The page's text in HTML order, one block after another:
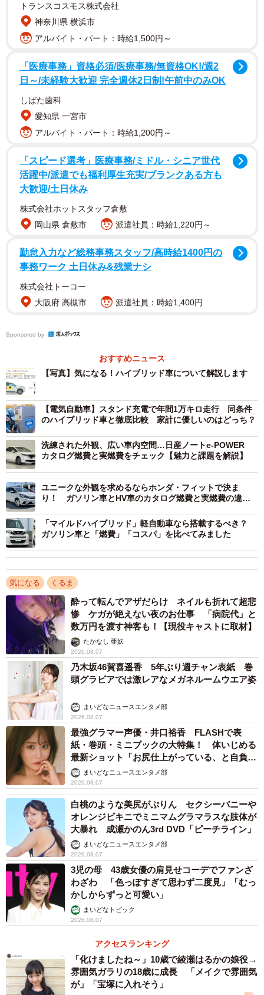
車」で、特に日本ではエンジンとモーターを併せ持つ車を
電力の使用によって燃料消費を抑えられるため、ガソリン
車やディーゼル車より低燃費です。また、静粛性が高く、
発進時を中心に滑らかに加速します。
【関連記事】ハイブリッド車とガソリン車を比
較！どちらが経済的？
ハイブリッド車の仕組みには、主に以下の3パターンがあり
ます。
特徴：基本はエンジン走行で、モーターはサポート。構造
車種例：スズキ ソリオ
【シリーズ方式】
特徴：エンジンを使って発電し、モーターで走行。電気自
動車のような乗り味が魅力
車種例：日産 e-POWER系
【スプリット方式】
特徴：エンジンとモーターを使い分けて走行。「シリーズ
パラレル方式」とも呼ばれる
車種例：トヨタ プリウス、ホンダ e:HEV系
▽PHEVもハイブリッド車の仲間
PHEV（プラグインハイブリッド車）はハイブリッド車と
電気自動車の中間的存在で、広義ではハイブリッド車に含
まれます。
一般的なハイブリッド車との共通点は、エンジンとモータ
ーを併せ持つ点です。一方、異なる点は電気のみで走行で
きる距離が長い点、外部充電できる点です。
【関連記事】PHEVとは？他のエコカーとの違い
やメリット、おすすめ車種
ハイブリッド車のメリット
ハイブリッド車のメリットは？（提供：norico by ガリバー）
トランスコスモス株式会社
神奈川県 横浜市
アルバイト・パート：時給1,500円～
「医療事務」資格必須/医療事務/無資格OK!/週2
日～/未経験大歓迎 完全週休2日制!午前中のみOK
しばた歯科
愛知県 一宮市
アルバイト・パート：時給1,200円～
「スピード選考」医療事務/ミドル・シニア世代
活躍中/派遣でも福利厚生充実/ブランクある方も
大歓迎/土日休み
株式会社ホットスタッフ倉敷
岡山県 倉敷市
派遣社員：時給1,220円～
勤怠入力など総務事務スタッフ/高時給1400円の
事務ワーク 土日休み&残業ナシ
株式会社トーコー
大阪府 高槻市
派遣社員：時給1,400円
Sponsored by
おすすめニュース
【写真】気になる！ハイブリッド車について解説します
【電気自動車】スタンド充電で年間1万キロ走行 同条件
のハイブリッド車と徹底比較 家計に優しいのはどっち？
洗練された外観、広い車内空間…日産ノートe-POWER
カタログ燃費と実燃費をチェック【魅力と課題を解説】
ユニークな外観を求めるならホンダ・フィットで決ま
り！ ガソリン車とHV車のカタログ燃費と実燃費の違い
「マイルドハイブリッド」軽自動車なら搭載するべき？
ガソリン車と「燃費」「コスパ」を比べてみました
気になる くるま
酔って転んでアザだらけ ネイルも折れて超悲
惨 ケガが絶えない夜のお仕事 「病院代」と
数万円を渡す神客も！【現役キャストに取材】
たかなし 亜妖
2026.08.07
乃木坂46賀喜遥香 5年ぶり週チャン表紙 巻
頭グラビアでは激レアなメガネルームウエア姿
まいどなニュースエンタメ部
2026.08.07
最強グラマー声優・井口裕香 FLASHで表
紙・巻頭・ミニブックの大特集！ 体いじめる
最新ショット「お尻仕上がっている、と自負し
ています」「いくつになっても理想の身体でい
たい」
まいどなニュースエンタメ部
2026.08.07
白桃のような美尻がぷりん セクシーバニーや
オレンジビキニでミニマムグラマラスな肢体が
大暴れ 成瀬かのん3rd DVD「ピーチライン」
まいどなニュースエンタメ部
2026.08.07
3児の母 43歳女優の肩見せコーデでファンざ
わざわ 「色っぽすぎて思わず二度見」「むっ
かしからずっと可愛い」
まいどなトピック
2026.08.07
アクセスランキング
「化けましたね～」10歳で綾瀬はるかの娘役→
雰囲気ガラリの18歳に成長 「メイクで雰囲気
が」「宝塚に入れそう」